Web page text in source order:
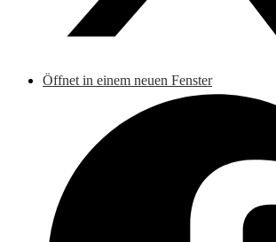
Öffnet in einem neuen Fenster